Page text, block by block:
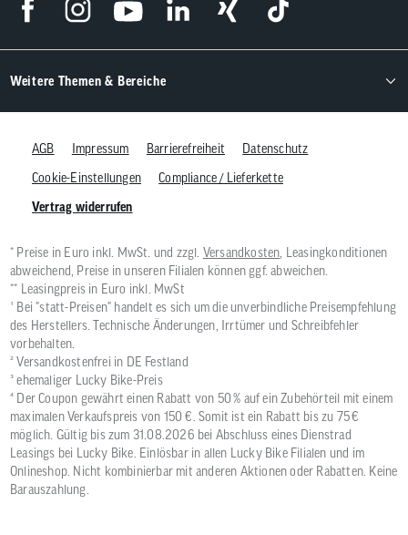
Weitere Themen & Bereiche
AGB Impressum Barrierefreiheit
Datenschutz
Cookie-Einstellungen
Compliance / Lieferkette
Vertrag widerrufen
* Preise in Euro inkl. MwSt. und zzgl. Versandkosten, Leasingkonditionen
abweichend, Preise in unseren Filialen können ggf. abweichen.
** Leasingpreis in Euro inkl. MwSt
¹ Bei "statt-Preisen" handelt es sich um die unverbindliche Preisempfehlung
des Herstellers. Technische Änderungen, Irrtümer und Schreibfehler
vorbehalten.
² Versandkostenfrei in DE Festland
³ ehemaliger Lucky Bike-Preis
⁴ Der Coupon gewährt einen Rabatt von 50 % auf ein Zubehörteil mit einem
maximalen Verkaufspreis von 150 €. Somit ist ein Rabatt bis zu 75 €
möglich. Gültig bis zum 31.08.2026 bei Abschluss eines Dienstrad
Leasings bei Lucky Bike. Einlösbar in allen Lucky Bike Filialen und im
Onlineshop. Nicht kombinierbar mit anderen Aktionen oder Rabatten. Keine
Barauszahlung.